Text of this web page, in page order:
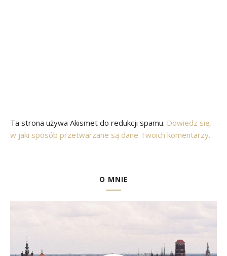
Ta strona używa Akismet do redukcji spamu. Dowiedz się,
w jaki sposób przetwarzane są dane Twoich komentarzy.
O MNIE